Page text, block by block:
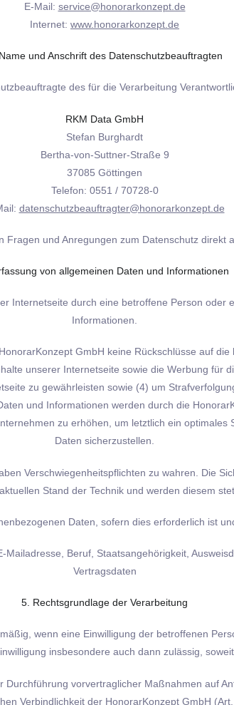
E-Mail: service@honorarkonzept.de
Internet: www.honorarkonzept.de
und Anschrift des Datenschutzbeauftragten
des für die Verarbeitung
RKM Data GmbH
Stefan Burghardt
Bertha-von-Suttner-Straße 9
37085 Göttingen
Telefon: 0551 / 70728-0
datenschutzbeauftragter@honorarkonzept.de
und Anregungen zum Datenschutz direkt
von allgemeinen Daten und Informationen
Internetseite durch eine betroffene Person
Informationen.
GmbH keine Rückschlüsse auf
unserer Internetseite sowie die Werbung für
zu gewährleisten sowie (4) um
und Informationen werden durch die
zu erhöhen, um letztlich ein
Daten sicherzustellen.
Verschwiegenheitspflichten zu wahren. Die
Stand der Technik und werden diesem
Daten, sofern dies erforderlich ist
Beruf, Staatsangehörigkeit,
Vertragsdaten
5. Rechtsgrundlage der Verarbeitung
wenn eine Einwilligung der betroffenen
insbesondere auch dann zulässig,
vorvertraglicher Maßnahmen auf
Verbindlichkeit der HonorarKonzept GmbH (Art.